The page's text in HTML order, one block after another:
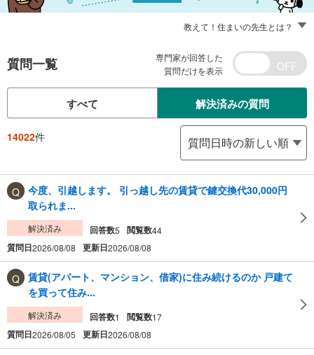
教えて！住まいの先生とは？
質問一覧
専門家が回答した
質問だけを表示
すべて 解決済みの質問
14022件
今度、引越します。 引っ越し先の賃貸で鍵交換代30,000円
取られま...
解決済み 回答数5 閲覧数44
質問日2026/08/08 更新日2026/08/08
賃貸(アパート、マンション、借家)に住み続けるのか 戸建て
を買って住み...
解決済み 回答数1 閲覧数17
質問日2026/08/05 更新日2026/08/08